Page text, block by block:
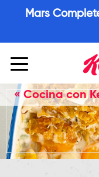
Mars
« Cocina con